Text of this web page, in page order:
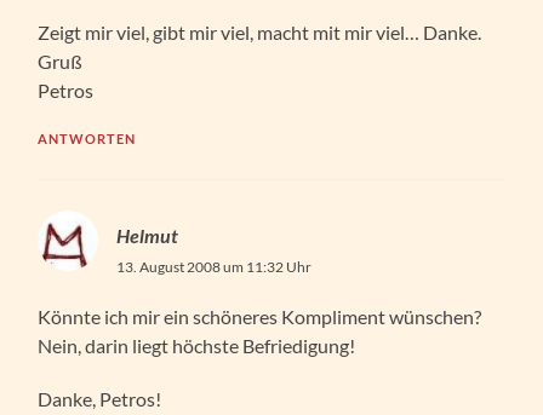
Zeigt mir viel, gibt mir viel, macht mit mir viel… Danke.
Gruß
Petros
ANTWORTEN
Helmut
13. August 2008 um 11:32 Uhr
Könnte ich mir ein schöneres Kompliment wünschen?
Nein, darin liegt höchste Befriedigung!
Danke, Petros!